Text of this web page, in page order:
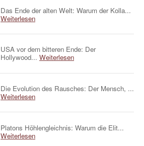
Das Ende der alten Welt: Warum der Kolla...
Weiterlesen
USA vor dem bitteren Ende: Der
Hollywood... Weiterlesen
Die Evolution des Rausches: Der Mensch, ...
Weiterlesen
Platons Höhlengleichnis: Warum die Elit...
Weiterlesen